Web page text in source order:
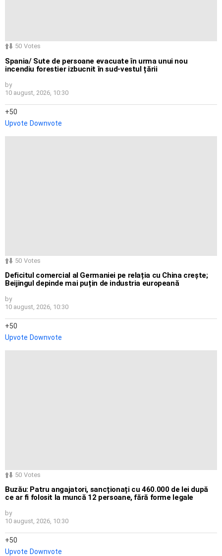
50 Votes
Spania/ Sute de persoane evacuate în urma unui nou
incendiu forestier izbucnit în sud-vestul țării
by
10 august, 2026, 10:30
50
Upvote Downvote
50 Votes
Deficitul comercial al Germaniei pe relația cu China crește;
Beijingul depinde mai puțin de industria europeană
by
10 august, 2026, 10:30
50
Upvote Downvote
50 Votes
Buzău: Patru angajatori, sancționați cu 460.000 de lei după
ce ar fi folosit la muncă 12 persoane, fără forme legale
by
10 august, 2026, 10:30
50
Upvote Downvote